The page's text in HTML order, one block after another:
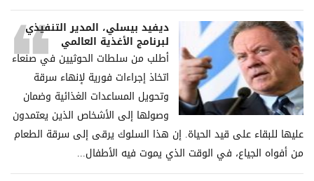
ديفيد بيسلي، المدير التنفيذي
لبرنامج الأغذية العالمي
أطلب من سلطات الحوثيين في صنعاء
اتخاذ إجراءات فورية لإنهاء سرقة
وتحويل المساعدات الغذائية وضمان
وصولها إلى الأشخاص الذين يعتمدون
عليها للبقاء على قيد الحياة. إن هذا السلوك يرقى إلى سرقة الطعام
من أفواه الجياع، في الوقت الذي يموت فيه الأطفال...